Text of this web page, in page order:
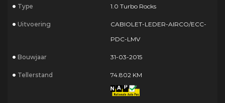
Type 1.0 Turbo Rocks
Uitvoering
CABIOLET-LEDER-AIRCO/ECC-
PDC-LMV
Bouwjaar 31-03-2015
Tellerstand 74.802 KM